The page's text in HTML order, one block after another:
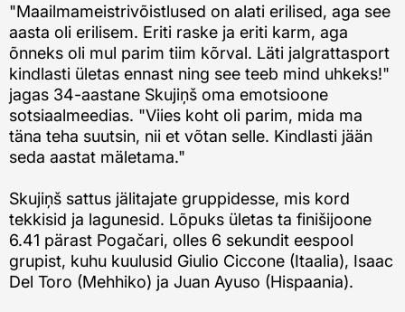
"Maailmameistrivõistlused on alati erilised, aga see
aasta oli erilisem. Eriti raske ja eriti karm, aga
õnneks oli mul parim tiim kõrval. Läti jalgrattasport
kindlasti ületas ennast ning see teeb mind uhkeks!"
jagas 34-aastane Skujiņš oma emotsioone
sotsiaalmeedias. "Viies koht oli parim, mida ma
täna teha suutsin, nii et võtan selle. Kindlasti jään
seda aastat mäletama."
Skujiņš sattus jälitajate gruppidesse, mis kord
tekkisid ja lagunesid. Lõpuks ületas ta finišijoone
6.41 pärast Pogačari, olles 6 sekundit eespool
grupist, kuhu kuulusid Giulio Ciccone (Itaalia), Isaac
Del Toro (Mehhiko) ja Juan Ayuso (Hispaania).